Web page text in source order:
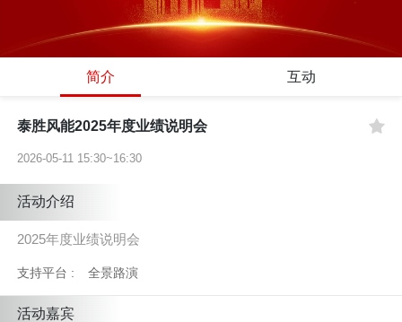
简介 互动
泰胜风能2025年度业绩说明会
2026-05-11 15:30~16:30
活动介绍
2025年度业绩说明会
支持平台 : 全景路演
活动嘉宾